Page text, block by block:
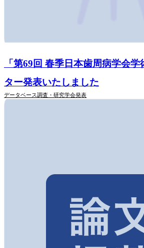
「第69回 春季日本歯周病学会
ター発表いたしました
データベース調査・研究学会発表